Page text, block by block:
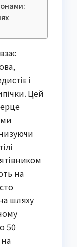
і
Цей
на
шляху
50